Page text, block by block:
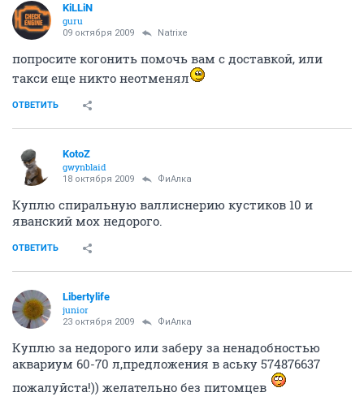
KiLLiN
guru
09 октября 2009 Natrixe
попросите когонить помочь вам с доставкой, или
такси еще никто неотменял
ОТВЕТИТЬ
KotoZ
gwynblaid
18 октября 2009 ФиАлка
Куплю спиральную валлиснерию кустиков 10 и
яванский мох недорого.
ОТВЕТИТЬ
Libertylife
junior
23 октября 2009 ФиАлка
Куплю за недорого или заберу за ненадобностью
аквариум 60-70 л,предложения в аську 574876637
пожалуйста!)) желательно без питомцев